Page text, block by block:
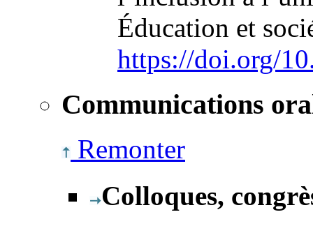
Éducation et
https://doi.org/
Communications
Remonter
Colloques,